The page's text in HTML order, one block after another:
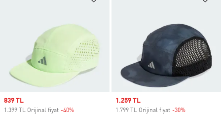
Sale price
839 TL
1.399 TL Orijinal fiyat -40%
Sale price
1.259 TL
1.799 TL Orijinal fiyat -30%